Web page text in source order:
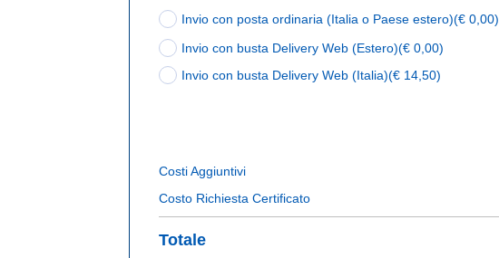
Invio con posta ordinaria (Italia o Paese estero)(€ 0,00)
Invio con busta Delivery Web (Estero)(€ 0,00)
Invio con busta Delivery Web (Italia)(€ 14,50)
Costi Aggiuntivi
Costo Richiesta Certificato
Totale